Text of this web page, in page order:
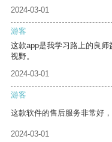
2024-03-01
游客
这款app是我学习路上的良
视野。
2024-03-01
游客
这款软件的售后服务非常好
2024-03-01